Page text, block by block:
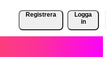
Registrera
Logga
in